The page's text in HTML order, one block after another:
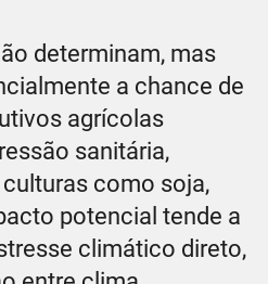
determinam, mas
a chance de
agrícolas
sanitária,
como soja,
potencial tende a
climático direto,